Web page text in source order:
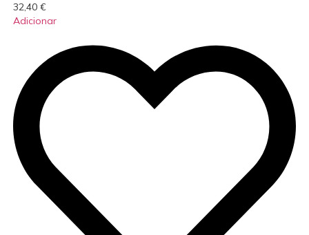
32,40 €
Adicionar